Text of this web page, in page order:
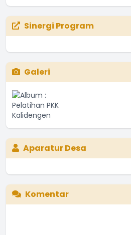
Sinergi Program
Galeri
Aparatur Desa
Komentar